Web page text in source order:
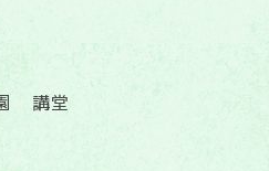
講堂